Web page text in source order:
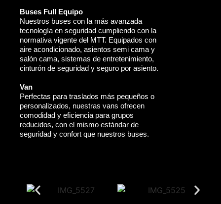
Buses Full Equipo
Nuestros buses con la más avanzada
tecnología en seguridad cumpliendo con la
normativa vigente del MTT. Equipados con
aire acondicionado, asientos semi cama y
salón cama, sistemas de entretenimiento,
cinturón de seguridad y seguro por asiento.
Van
Perfectas para traslados más pequeños o
personalizados, nuestras vans ofrecen
comodidad y eficiencia para grupos
reducidos, con el mismo estándar de
seguridad y confort que nuestros buses.